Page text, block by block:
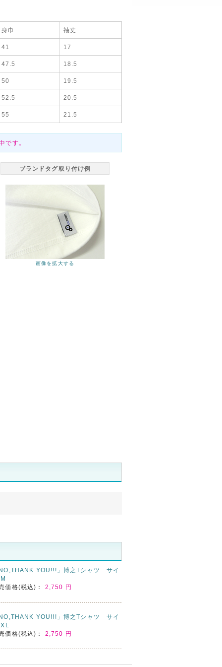
身巾 袖丈
41 17
47.5 18.5
50 19.5
52.5 20.5
55 21.5
です。
ブランドタグ取り付け例
画像を拡大する
YOU!!!」博之Tシャツ サイ
価格(税込)：
2,750 円
YOU!!!」博之Tシャツ サイ
価格(税込)：
2,750 円